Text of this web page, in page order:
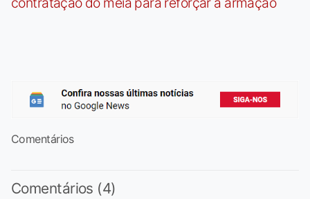
Comentários
Comentários (4)